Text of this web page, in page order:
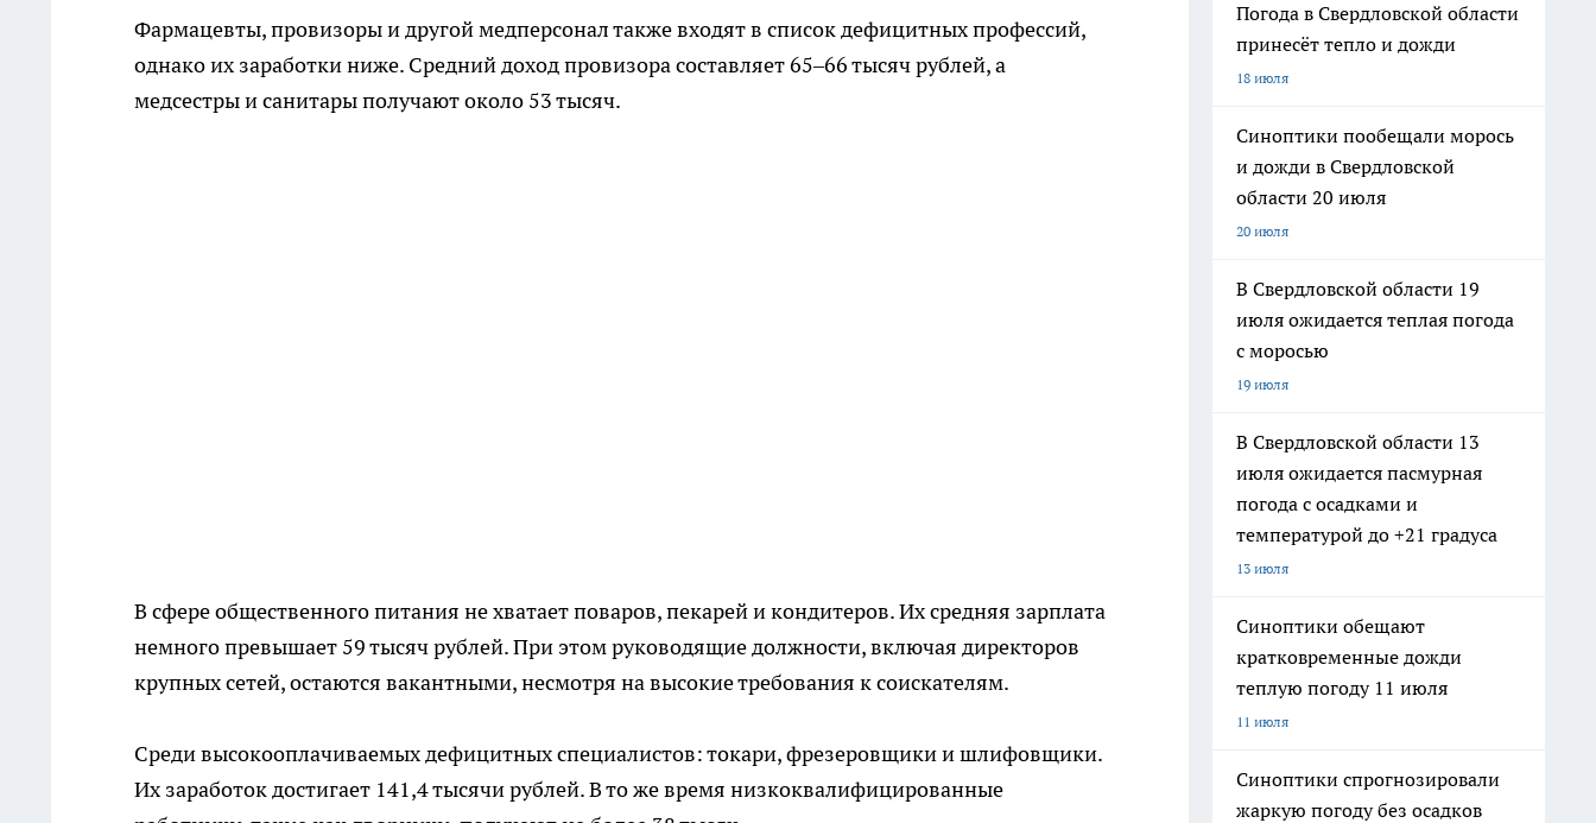
Фармацевты, провизоры и другой медперсонал также входят в список дефицитных профессий,
однако их заработки ниже. Средний доход провизора составляет 65–66 тысяч рублей, а
медсестры и санитары получают около 53 тысяч.
В сфере общественного питания не хватает поваров, пекарей и кондитеров. Их средняя зарплата
немного превышает 59 тысяч рублей. При этом руководящие должности, включая директоров
крупных сетей, остаются вакантными, несмотря на высокие требования к соискателям.
Среди высокооплачиваемых дефицитных специалистов: токари, фрезеровщики и шлифовщики.
Их заработок достигает 141,4 тысячи рублей. В то же время низкоквалифицированные
Погода в Свердловской области
принесёт тепло и дожди
18 июля
Синоптики пообещали морось
и дожди в Свердловской
области 20 июля
20 июля
В Свердловской области 19
июля ожидается теплая погода
с моросью
19 июля
В Свердловской области 13
июля ожидается пасмурная
погода с осадками и
температурой до +21 градуса
13 июля
Синоптики обещают
кратковременные дожди
теплую погоду 11 июля
11 июля
Синоптики спрогнозировали
жаркую погоду без осадков